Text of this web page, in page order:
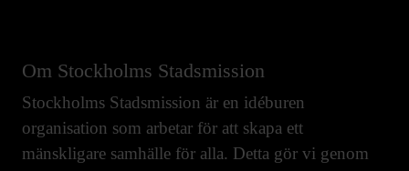
Om Stockholms Stadsmission
Stockholms Stadsmission är en idéburen
organisation som arbetar för att skapa ett
mänskligare samhälle för alla. Detta gör vi genom